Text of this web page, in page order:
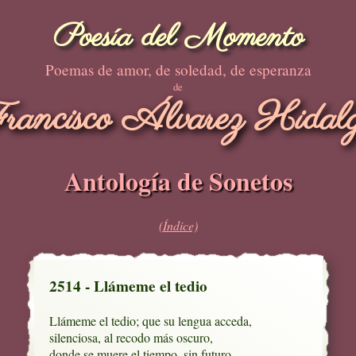
Poesía del Momento
Poemas de amor, de soledad, de esperanza
de
Álvarez
Antología de Sonetos
(Índice)
2514 - Llámeme el tedio
Llámeme el tedio; que su lengua acceda,
silenciosa, al recodo más oscuro,